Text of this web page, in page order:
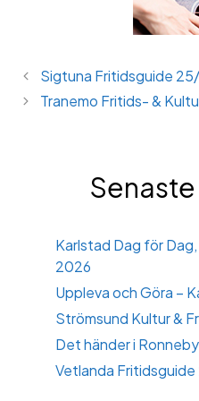
Sigtuna Fritidsguide
Tranemo Fritids- &
Karlstad Dag för
2026
Uppleva och Göra –
Strömsund Kultur &
Det händer i
Vetlanda